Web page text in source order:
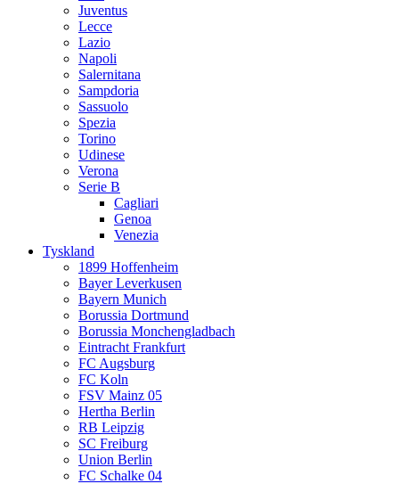
Juventus
Lecce
Lazio
Napoli
Salernitana
Sampdoria
Sassuolo
Spezia
Torino
Udinese
Verona
Serie B
Cagliari
Genoa
Venezia
Tyskland
1899 Hoffenheim
Bayer Leverkusen
Bayern Munich
Borussia Dortmund
Borussia Monchengladbach
Eintracht Frankfurt
FC Augsburg
FC Koln
FSV Mainz 05
Hertha Berlin
RB Leipzig
SC Freiburg
Union Berlin
FC Schalke 04